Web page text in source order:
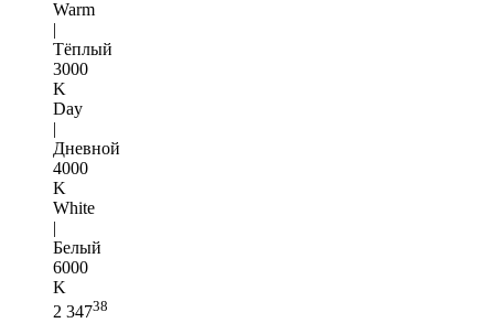
Warm
|
Тёплый
3000
K
Day
|
Дневной
4000
K
White
|
Белый
6000
K
2 34738